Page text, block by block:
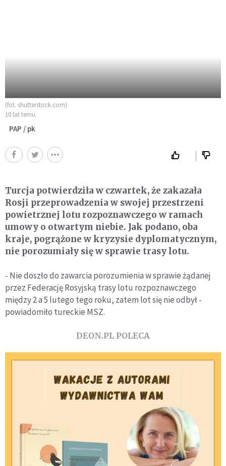
(fot. shutterstock.com)
10 lat temu
PAP / pk
Turcja potwierdziła w czwartek, że zakazała
Rosji przeprowadzenia w swojej przestrzeni
powietrznej lotu rozpoznawczego w ramach
umowy o otwartym niebie. Jak podano, oba
kraje, pogrążone w kryzysie dyplomatycznym,
nie porozumiały się w sprawie trasy lotu.
- Nie doszło do zawarcia porozumienia w sprawie żądanej
przez Federację Rosyjską trasy lotu rozpoznawczego
między 2 a 5 lutego tego roku, zatem lot się nie odbył -
powiadomiło tureckie MSZ.
DEON.PL POLECA